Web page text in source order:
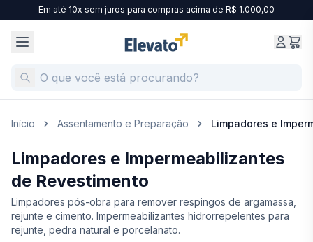
Em até 10x sem juros para compras acima de R$ 1.000,00
Início Assentamento e Preparação Limpadores e
Limpadores e Impermeabilizantes
de Revestimento
Limpadores pós-obra para remover respingos de argamassa,
rejunte e cimento. Impermeabilizantes hidrorrepelentes para
rejunte, pedra natural e porcelanato.